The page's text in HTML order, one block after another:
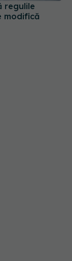
regulile
modifică